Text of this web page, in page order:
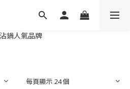
每頁顯示 24 個